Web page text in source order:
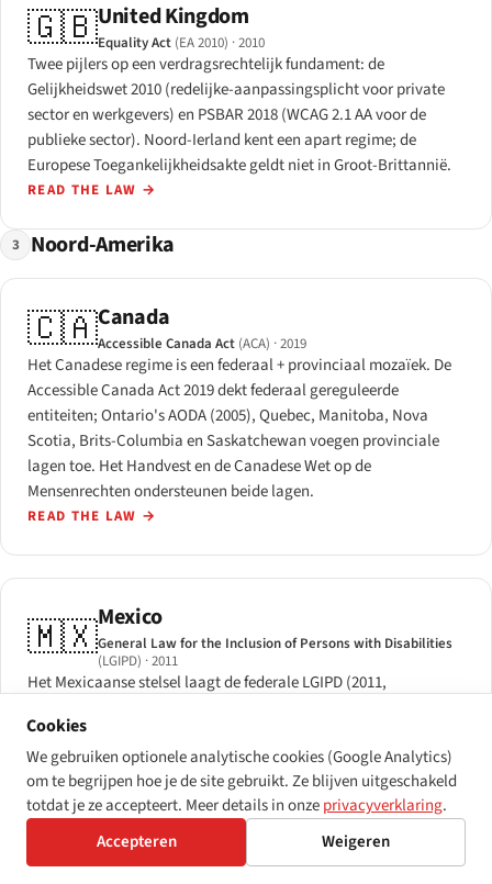
🇬🇧United Kingdom
Equality Act (EA 2010) · 2010
Twee pijlers op een verdragsrechtelijk fundament: de
Gelijkheidswet 2010 (redelijke-aanpassingsplicht voor private
sector en werkgevers) en PSBAR 2018 (WCAG 2.1 AA voor de
publieke sector). Noord-Ierland kent een apart regime; de
Europese Toegankelijkheidsakte geldt niet in Groot-Brittannië.
READ THE LAW →
3 Noord-Amerika
🇨🇦Canada
Accessible Canada Act (ACA) · 2019
Het Canadese regime is een federaal + provinciaal mozaïek. De
Accessible Canada Act 2019 dekt federaal gereguleerde
entiteiten; Ontario's AODA (2005), Quebec, Manitoba, Nova
Scotia, Brits-Columbia en Saskatchewan voegen provinciale
lagen toe. Het Handvest en de Canadese Wet op de
Mensenrechten ondersteunen beide lagen.
READ THE LAW →
🇲🇽Mexico
General Law for the Inclusion of Persons with Disabilities
(LGIPD) · 2011
Het Mexicaanse stelsel laagt de federale LGIPD (2011,
artikelen 1 en 4. NMX-COE-001-SCFI-2018 draagt WCAG 2.0 AA
als nationale technische referentie; 32 federale deelstaten
voegen parallelle bepalingen toe.
READ THE LAW→
Cookies
We gebruiken optionele analytische cookies (Google Analytics)
om te begrijpen hoe je de site gebruikt. Ze blijven uitgeschakeld
totdat je ze accepteert. Meer details in onzeprivacyverklaring.
Accepteren
Weigeren